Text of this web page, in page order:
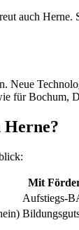
auch
Neue
für Bochum,
Herne?
Mit
Aufstiegs-